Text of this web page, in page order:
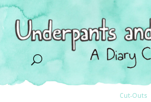
U
Cut-Outs